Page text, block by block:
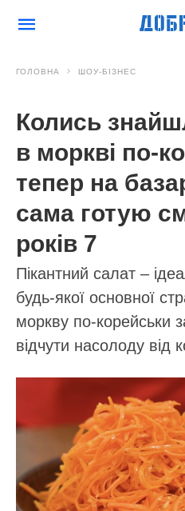
ГОЛОВНА ШОУ-БІЗНЕС
Колись
в моркві по-
тепер на
сама готую
років 7
Пікантний салат –
будь-якої основної
моркву по-корейськи
відчути насолоду від